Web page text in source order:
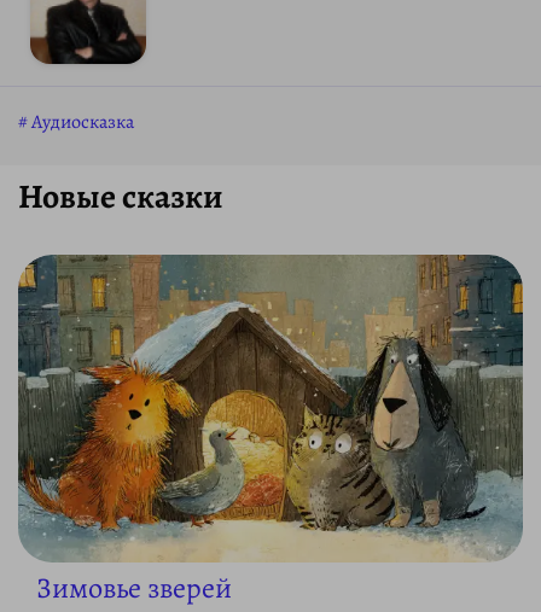
Аудиосказка
Новые сказки
Зимовье зверей